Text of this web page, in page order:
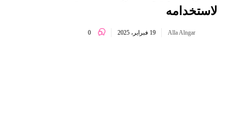
لاستخدامه
Alla Alngar 19 فبراير، 2025 0